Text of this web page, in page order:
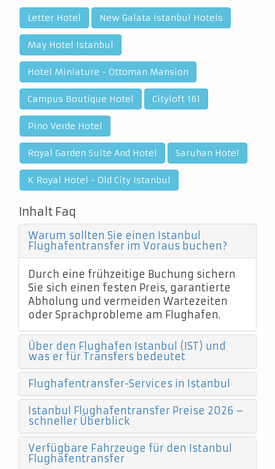
Letter Hotel New Galata Istanbul Hotels
May Hotel Istanbul
Hotel Miniature - Ottoman Mansion
Campus Boutique Hotel Cityloft 161
Pino Verde Hotel
Royal Garden Suite And Hotel Saruhan Hotel
K Royal Hotel - Old City Istanbul
Inhalt Faq
Warum sollten Sie einen Istanbul
Flughafentransfer im Voraus buchen?
Durch eine frühzeitige Buchung sichern
Sie sich einen festen Preis, garantierte
Abholung und vermeiden Wartezeiten
oder Sprachprobleme am Flughafen.
Über den Flughafen Istanbul (IST) und
was er für Transfers bedeutet
Flughafentransfer-Services in Istanbul
Istanbul Flughafentransfer Preise 2026 –
schneller Überblick
Verfügbare Fahrzeuge für den Istanbul
Flughafentransfer